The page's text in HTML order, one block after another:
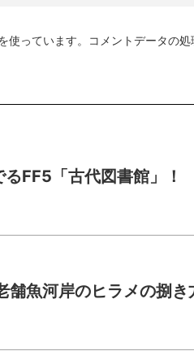
っています。 コメントデータの
FF5「古代図書館」！
舗魚河岸のヒラメの捌き